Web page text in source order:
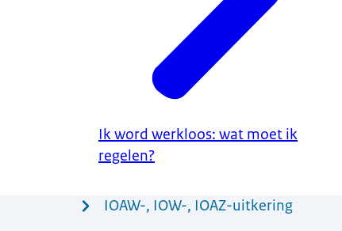
Ik word werkloos: wat moet ik
regelen?
IOAW-, IOW-, IOAZ-uitkering